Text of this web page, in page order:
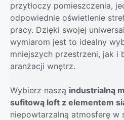
przytłoczy pomieszczenia,
odpowiednie oświetlenie
pracy. Dzięki swojej
wymiarom jest to idealny
mniejszych przestrzeni, jak i
aranżacji wnętrz.
Wybierz naszą industrialną
sufitową loft z elementem
niepowtarzalną atmosferę w